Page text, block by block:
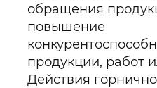
обращения
повышение
продукции, работ
Действия